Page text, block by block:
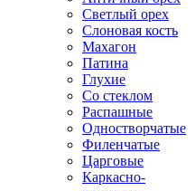
Светлый орех
Слоновая кость
Махагон
Патина
Глухие
Со стеклом
Распашные
Одностворчатые
Филенчатые
Царговые
Каркасно-